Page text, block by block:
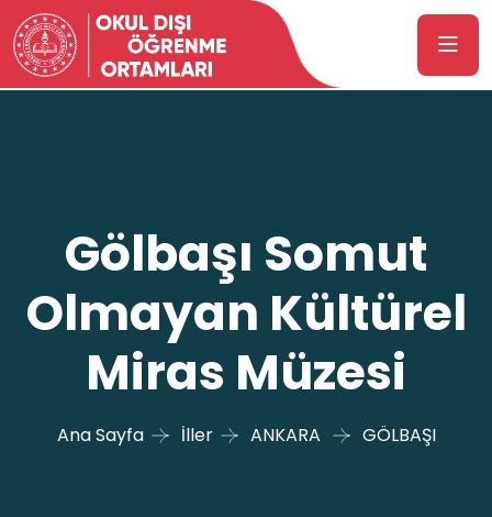
Gölbaşı Somut
Olmayan Kültürel
Miras Müzesi
Ana Sayfa İller ANKARA GÖLBAŞI